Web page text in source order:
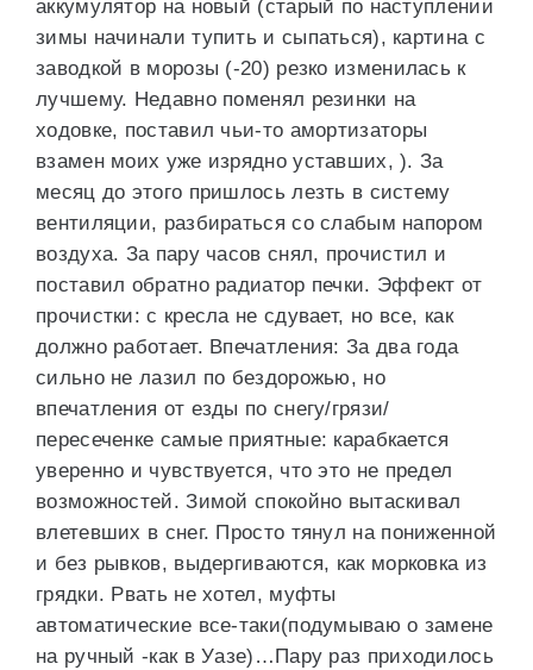
аккумулятор на новый (старый по наступлении
зимы начинали тупить и сыпаться), картина с
заводкой в морозы (-20) резко изменилась к
лучшему. Недавно поменял резинки на
ходовке, поставил чьи-то амортизаторы
взамен моих уже изрядно уставших, ). За
месяц до этого пришлось лезть в систему
вентиляции, разбираться со слабым напором
воздуха. За пару часов снял, прочистил и
поставил обратно радиатор печки. Эффект от
прочистки: с кресла не сдувает, но все, как
должно работает. Впечатления: За два года
сильно не лазил по бездорожью, но
впечатления от езды по снегу/грязи/
пересеченке самые приятные: карабкается
уверенно и чувствуется, что это не предел
возможностей. Зимой спокойно вытаскивал
влетевших в снег. Просто тянул на пониженной
и без рывков, выдергиваются, как морковка из
грядки. Рвать не хотел, муфты
автоматические все-таки(подумываю о замене
на ручный -как в Уазе)…Пару раз приходилось